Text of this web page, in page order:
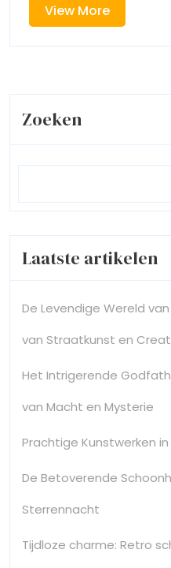
View MoreView
More
Zoeken
Laatste artikelen
De Levendige Wereld
van Straatkunst en
Het Intrigerende
van Macht en Mysterie
Prachtige Kunstwerken
De Betoverende
Sterrennacht
Tijdloze charme: Retro